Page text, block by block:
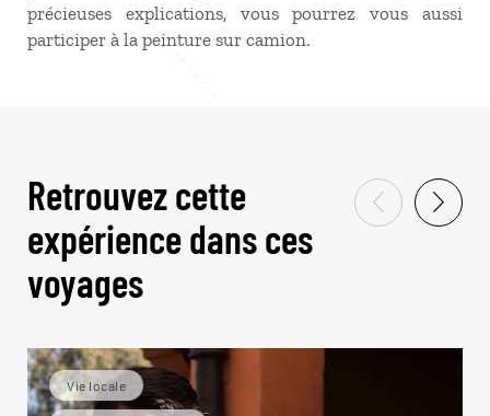
précieuses explications, vous pourrez vous aussi
participer à la peinture sur camion.
Retrouvez cette
expérience dans ces
voyages
Vie locale